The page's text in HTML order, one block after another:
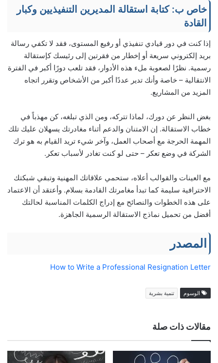
خاص ب: كتابة استقالة المديرين التنفيذيين وكبار
القادة
إذا كنت في دور قيادي تنفيذي أو رفيع المستوى، فقد لا تكفي رسالة
بريد إلكتروني سريعة أو إخطار من فقرتين إلى رئيسك كإستقالة
رسمية. نظرًا لصعوبة ملء هذه الأدوار، فقد تلعب دورًا أكبر في الفترة
الانتقالية – خاصة وأنك تدير عددًا أكبر من الأشخاص وتقرر اتجاه
المزيد من المشاريع.
بغض النظر عن دورك، لماذا تتركه، ومن الذي تبلغه، كن مهذباً في
خطاب الاستقالة. إن الامتنان والدعم أثناء مغادرتك يسهلان عليك تلك
المهمة الحرجة مع أصحاب العمل، وآخر شيء تريد القيام به هو ترك
الشركة في وضع تعكر – حتى لو كنت تغادر لأسباب تعكر.
مع العينات والقوالب أعلاه، ستحمي علاقاتك المهنية وتبقي شبكتك
الاحترافية سليمة كما تبدأ مغامرتك القادمة بسلام. وأعتقد أن الاعتماد
على هذه الخطوات والنصائح مع إدراج الكلمات المناسبة لحالتك
أفضل من تحميل نماذج الاستقالة الرسمية الجاهزة.
المصدر
How to Write a Professional Resignation Letter
الوسوم تنمية بشرية
مقالات ذات صلة